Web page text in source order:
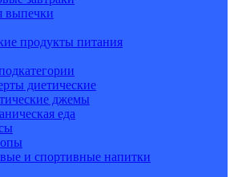
выпечки
продукты питания
диетические
джемы
еда
и спортивные напитки